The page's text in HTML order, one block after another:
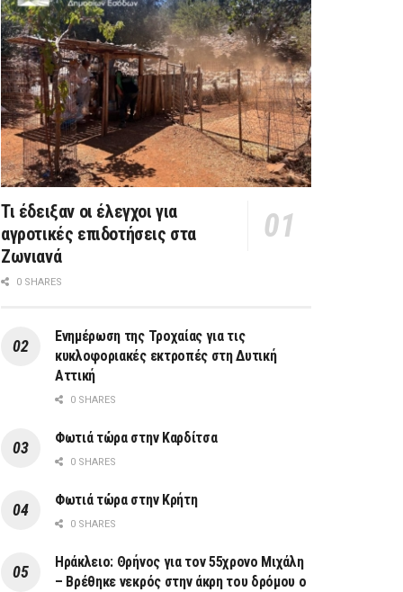
Τι έδειξαν οι έλεγχοι για
αγροτικές επιδοτήσεις στα
Ζωνιανά
0 SHARES
Ενημέρωση της Τροχαίας για τις
κυκλοφοριακές εκτροπές στη Δυτική
Αττική
0 SHARES
Φωτιά τώρα στην Καρδίτσα
0 SHARES
Φωτιά τώρα στην Κρήτη
0 SHARES
Ηράκλειο: Θρήνος για τον 55χρονο Μιχάλη
– Βρέθηκε νεκρός στην άκρη του δρόμου ο